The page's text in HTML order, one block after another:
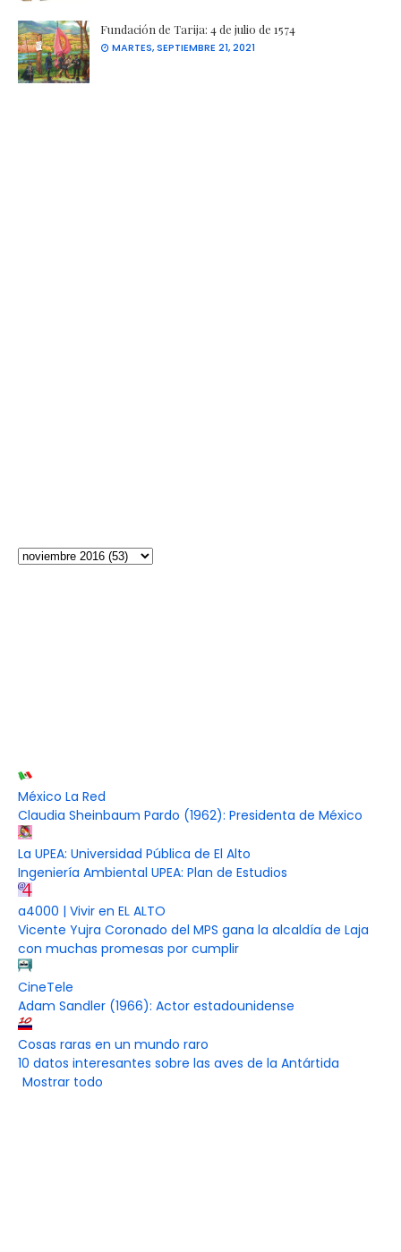
Fundación de Tarija: 4 de julio de 1574
MARTES, SEPTIEMBRE 21, 2021
México La Red
Claudia Sheinbaum Pardo (1962): Presidenta de México
La UPEA: Universidad Pública de El Alto
Ingeniería Ambiental UPEA: Plan de Estudios
a4000 | Vivir en EL ALTO
Vicente Yujra Coronado del MPS gana la alcaldía de Laja
con muchas promesas por cumplir
CineTele
Adam Sandler (1966): Actor estadounidense
Cosas raras en un mundo raro
10 datos interesantes sobre las aves de la Antártida
Mostrar todo